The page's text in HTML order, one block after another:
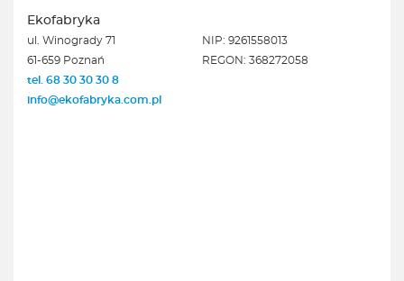
Ekofabryka
ul. Winogrady 71
61-659 Poznań
tel. 68 30 30 30 8
info@ekofabryka.com.pl
NIP: 9261558013
REGON: 368272058